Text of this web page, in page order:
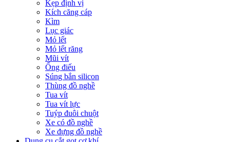
Kẹp định vị
Kích căng cáp
Kìm
Lục giác
Mỏ lết
Mỏ lết răng
Mũi vít
Ống điếu
Súng bắn silicon
Thùng đồ nghề
Tua vít
Tua vít lực
Tuýp đuôi chuột
Xe có đồ nghề
Xe đựng đồ nghề